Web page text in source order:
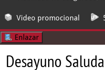
Video promocional
Enlazar
Desayuno